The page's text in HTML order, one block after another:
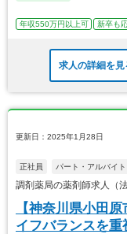
年収550万円以上可 新卒も
求人の詳細を見
更新日：2025年1月28日
正社員 パート・アルバイト
調剤薬局の薬剤師求人（
【神奈川県小田
イフバランスを重